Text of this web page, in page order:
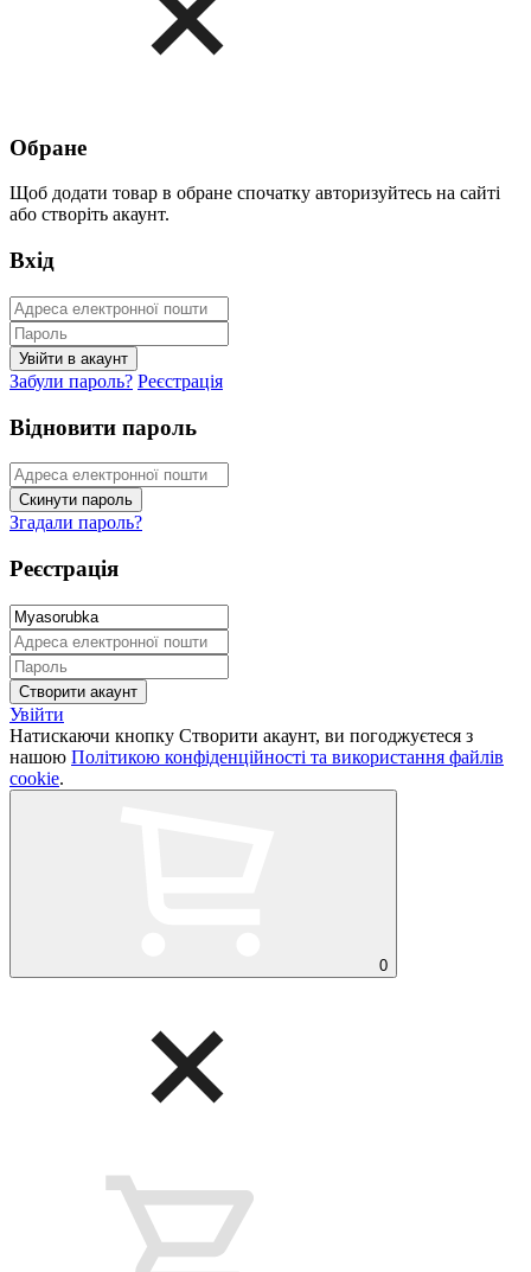
Обране
Щоб додати товар в обране спочатку авторизуйтесь на сайті
або створіть акаунт.
Вхід
Забули пароль? Реєстрація
Відновити пароль
Згадали пароль?
Реєстрація
Увійти
Натискаючи кнопку Створити акаунт, ви погоджуєтеся з
нашою Політикою конфіденційності та використання файлів
cookie.
0